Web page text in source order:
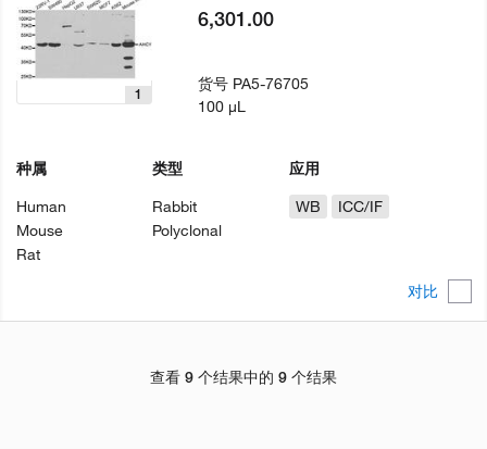
对比
1
种属
Human
Mouse
Rat
类型
Rabbit
Polyclonal
应用
WB
ICC/IF
6,301.00
货号 PA5-76705
100 µL
查看 9 个结果中的 9 个结果